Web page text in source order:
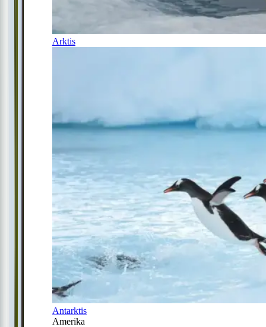
Arktis
Antarktis
Amerika